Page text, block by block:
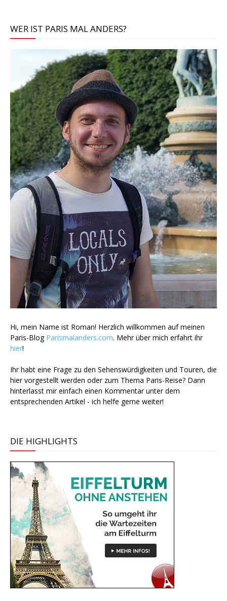
WER IST PARIS MAL ANDERS?
Hi, mein Name ist Roman! Herzlich willkommen auf meinen
Paris-Blog Parismalanders.com. Mehr über mich erfahrt ihr
hier!
Ihr habt eine Frage zu den Sehenswürdigkeiten und Touren, die
hier vorgestellt werden oder zum Thema Paris-Reise? Dann
hinterlasst mir einfach einen Kommentar unter dem
entsprechenden Artikel - ich helfe gerne weiter!
DIE HIGHLIGHTS